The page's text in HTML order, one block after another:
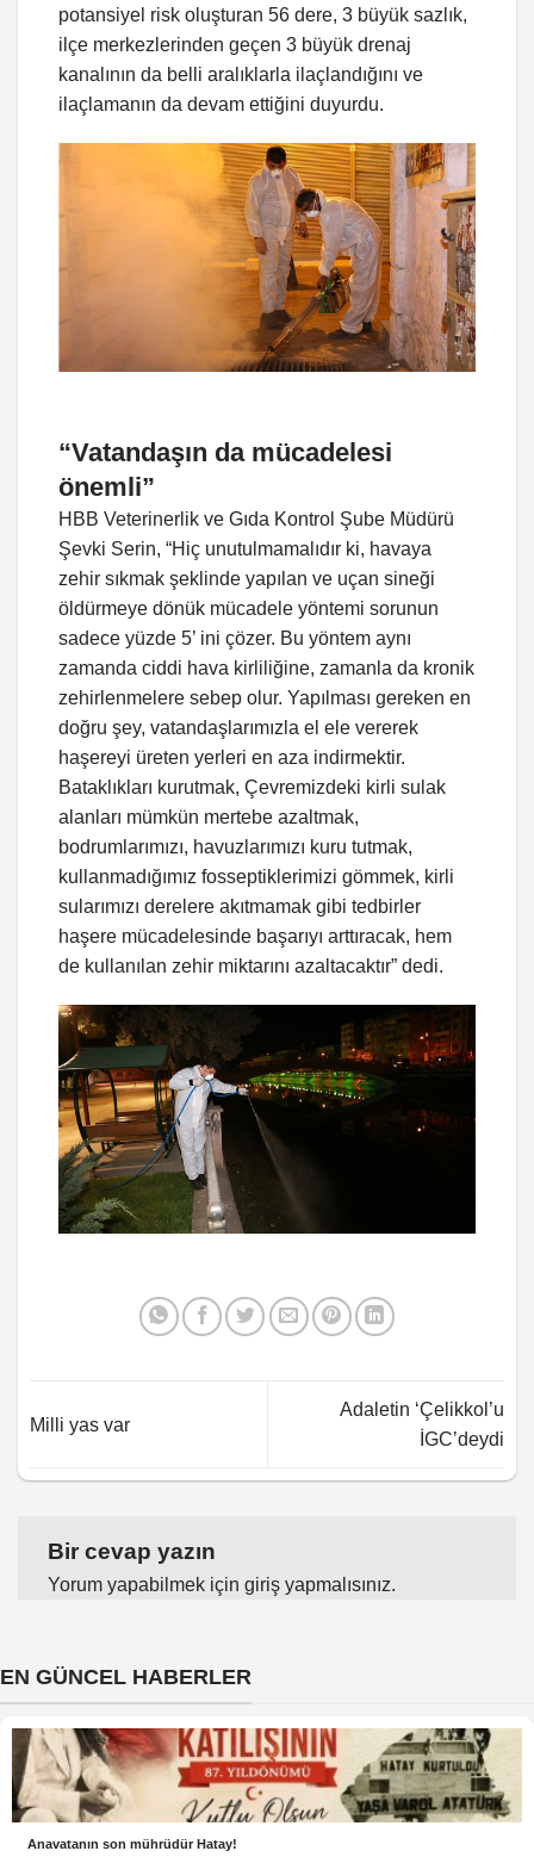
potansiyel risk oluşturan 56 dere, 3 büyük sazlık,
ilçe merkezlerinden geçen 3 büyük drenaj
kanalının da belli aralıklarla ilaçlandığını ve
ilaçlamanın da devam ettiğini duyurdu.
“Vatandaşın da mücadelesi
önemli”
HBB Veterinerlik ve Gıda Kontrol Şube Müdürü
Şevki Serin, “Hiç unutulmamalıdır ki, havaya
zehir sıkmak şeklinde yapılan ve uçan sineği
öldürmeye dönük mücadele yöntemi sorunun
sadece yüzde 5’ ini çözer. Bu yöntem aynı
zamanda ciddi hava kirliliğine, zamanla da kronik
zehirlenmelere sebep olur. Yapılması gereken en
doğru şey, vatandaşlarımızla el ele vererek
haşereyi üreten yerleri en aza indirmektir.
Bataklıkları kurutmak, Çevremizdeki kirli sulak
alanları mümkün mertebe azaltmak,
bodrumlarımızı, havuzlarımızı kuru tutmak,
kullanmadığımız fosseptiklerimizi gömmek, kirli
sularımızı derelere akıtmamak gibi tedbirler
haşere mücadelesinde başarıyı arttıracak, hem
de kullanılan zehir miktarını azaltacaktır” dedi.
Milli yas var
Adaletin ‘Çelikkol’u
İGC’deydi
Bir cevap yazın
Yorum yapabilmek için giriş yapmalısınız.
EN GÜNCEL HABERLER
Anavatanın son mührüdür Hatay!